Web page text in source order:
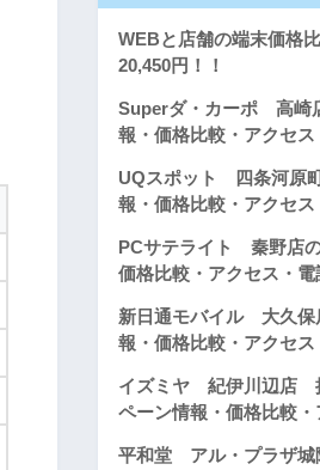
WEBと店舗の端末価格
20,450円！！
Superダ・カーポ 高崎
報・価格比較・アクセ
UQスポット 四条河原
報・価格比較・アクセ
PCサテライト 秦野店
価格比較・アクセス・電
新日通モバイル 大久保
報・価格比較・アクセ
イズミヤ 紀伊川辺店
ペーン情報・価格比較
平和堂 アル・プラザ城